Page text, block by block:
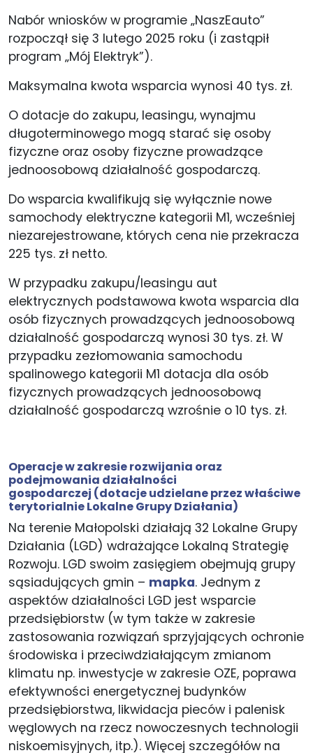
Nabór wniosków w programie „NaszEauto”
rozpoczął się 3 lutego 2025 roku (i zastąpił
program „Mój Elektryk”).
Maksymalna kwota wsparcia wynosi 40 tys. zł.
O dotacje do zakupu, leasingu, wynajmu
długoterminowego mogą starać się osoby
fizyczne oraz osoby fizyczne prowadzące
jednoosobową działalność gospodarczą.
Do wsparcia kwalifikują się wyłącznie nowe
samochody elektryczne kategorii M1, wcześniej
niezarejestrowane, których cena nie przekracza
225 tys. zł netto.
W przypadku zakupu/leasingu aut
elektrycznych podstawowa kwota wsparcia dla
osób fizycznych prowadzących jednoosobową
działalność gospodarczą wynosi 30 tys. zł. W
przypadku zezłomowania samochodu
spalinowego kategorii M1 dotacja dla osób
fizycznych prowadzących jednoosobową
działalność gospodarczą wzrośnie o 10 tys. zł.
Operacje w zakresie rozwijania oraz
podejmowania działalności
gospodarczej (dotacje udzielane przez właściwe
terytorialnie Lokalne Grupy Działania)
Na terenie Małopolski działają 32 Lokalne Grupy
Działania (LGD) wdrażające Lokalną Strategię
Rozwoju. LGD swoim zasięgiem obejmują grupy
sąsiadujących gmin – mapka. Jednym z
aspektów działalności LGD jest wsparcie
przedsiębiorstw (w tym także w zakresie
zastosowania rozwiązań sprzyjających ochronie
środowiska i przeciwdziałającym zmianom
klimatu np. inwestycje w zakresie OZE, poprawa
efektywności energetycznej budynków
przedsiębiorstwa, likwidacja pieców i palenisk
węglowych na rzecz nowoczesnych technologii
niskoemisyjnych, itp.). Więcej szczegółów na